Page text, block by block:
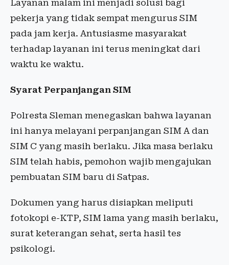
Layanan malam ini menjadi solusi bagi
pekerja yang tidak sempat mengurus SIM
pada jam kerja. Antusiasme masyarakat
terhadap layanan ini terus meningkat dari
waktu ke waktu.
Syarat Perpanjangan SIM
Polresta Sleman menegaskan bahwa layanan
ini hanya melayani perpanjangan SIM A dan
SIM C yang masih berlaku. Jika masa berlaku
SIM telah habis, pemohon wajib mengajukan
pembuatan SIM baru di Satpas.
Dokumen yang harus disiapkan meliputi
fotokopi e-KTP, SIM lama yang masih berlaku,
surat keterangan sehat, serta hasil tes
psikologi.